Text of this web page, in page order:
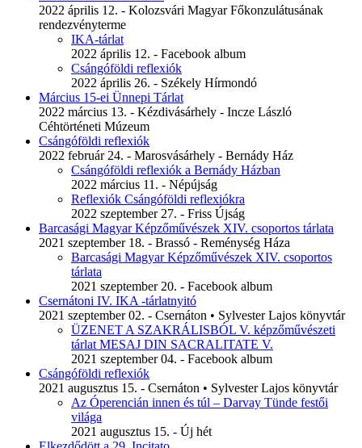
2022 április 12. - Kolozsvári Magyar Főkonzulátusának
rendezvényterme
IKA-tárlat
2022 április 12. - Facebook album
Csángóföldi reflexiók
2022 április 26. - Székely Hírmondó
Március 15-ei Ünnepi Tárlat
2022 március 13. - Kézdivásárhely - Incze László
Céhtörténeti Múzeum
Csángóföldi reflexiók
2022 február 24. - Marosvásárhely - Bernády Ház
Csángóföldi reflexiók a Bernády Házban
2022 március 11. - Népújság
Reflexiók Csángóföldi reflexiókra
2022 szeptember 27. - Friss Újság
Barcasági Magyar Képzőművészek XIV. csoportos tárlata
2021 szeptember 18. - Brassó - Reménység Háza
Barcasági Magyar Képzőművészek XIV. csoportos
tárlata
2021 szeptember 20. - Facebook album
Csernátoni IV. IKA -tárlatnyitó
2021 szeptember 02. - Csernáton • Sylvester Lajos könyvtár
ÜZENET A SZAKRÁLISBÓL V. képzőművészeti
tárlat MESAJ DIN SACRALITATE V.
2021 szeptember 04. - Facebook album
Csángóföldi reflexiók
2021 augusztus 15. - Csernáton • Sylvester Lajos könyvtár
Az Óperencián innen és túl – Darvay Tünde festői
világa
2021 augusztus 15. - Új hét